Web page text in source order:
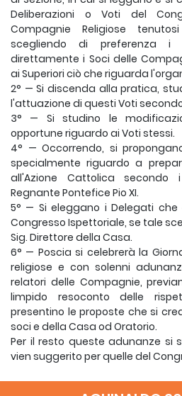
Deliberazioni o Voti del
Compagnie Religiose
scegliendo di preferenza i
direttamente i Soci delle
ai Superiori ciò che riguarda
2° — Si discenda alla pratica,
l'attuazione di questi Voti
3° — Si studino le
opportune riguardo ai Voti stessi.
4° — Occorrendo, si
specialmente riguardo a
all'Azione Cattolica secondo
Regnante Pontefice Pio XI.
5° — Si eleggano i Delegati che
Congresso Ispettoriale, se tale
Sig. Direttore della Casa.
6° — Poscia si celebrerà la
religiose e con solenni
relatori delle Compagnie,
limpido resoconto delle
presentino le proposte che si
soci e della Casa od Oratorio.
Per il resto queste adunanze si
vien suggerito per quelle del